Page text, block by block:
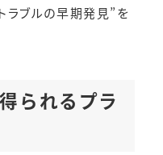
ラブルの早期発見”を
られるプラ